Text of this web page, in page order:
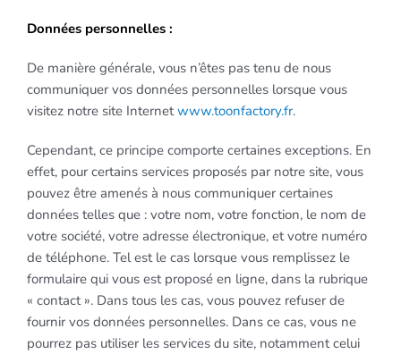
Données personnelles :
De manière générale, vous n’êtes pas tenu de nous
communiquer vos données personnelles lorsque vous
visitez notre site Internetwww.toonfactory.fr.
Cependant, ce principe comporte certaines exceptions. En
effet, pour certains services proposés par notre site, vous
pouvez être amenés à nous communiquer certaines
données telles que : votre nom, votre fonction, le nom de
votre société, votre adresse électronique, et votre numéro
de téléphone. Tel est le cas lorsque vous remplissez le
formulaire qui vous est proposé en ligne, dans la rubrique
« contact ». Dans tous les cas, vous pouvez refuser de
fournir vos données personnelles. Dans ce cas, vous ne
pourrez pas utiliser les services du site, notamment celui